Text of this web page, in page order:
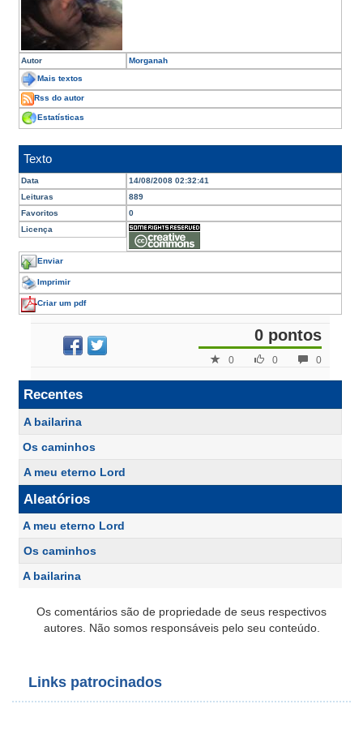
Autor Morganah
Mais textos
Rss do autor
Estatísticas
Texto
Data
14/08/2008 02:32:41
Leituras
889
Favoritos
0
Licença
Enviar
Imprimir
Criar um pdf
0 pontos
0
0
0
Recentes
A bailarina
Os caminhos
A meu eterno Lord
Aleatórios
A meu eterno Lord
Os caminhos
A bailarina
Os comentários são de propriedade de seus respectivos
autores. Não somos responsáveis pelo seu conteúdo.
Links patrocinados